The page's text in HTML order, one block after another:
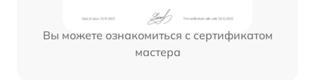
Вы можете ознакомиться с сертификатом
мастера